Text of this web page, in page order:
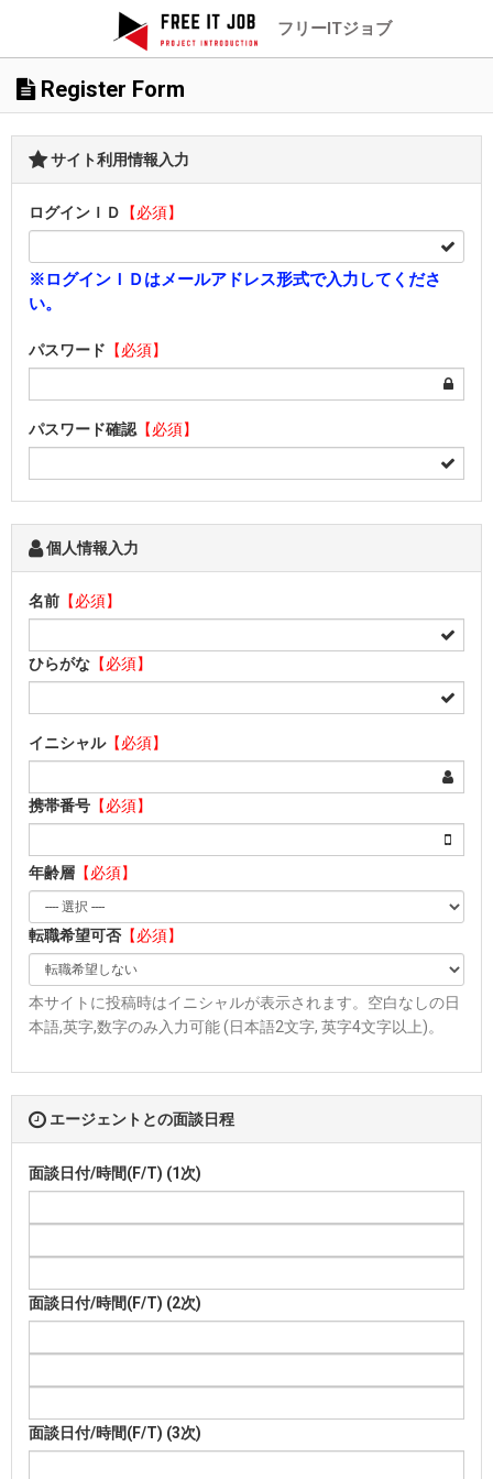
フリーITジョブ
Register Form
サイト利用情報入力
ログインＩＤ 【必須】
※ログインＩＤはメールアドレス形式で入力してくださ
い。
パスワード 【必須】
パスワード確認 【必須】
個人情報入力
名前 【必須】
ひらがな 【必須】
イニシャル【必須】
携帯番号 【必須】
年齢層 【必須】
転職希望可否【必須】
本サイトに投稿時はイニシャルが表示されます。空白なしの日
本語,英字,数字のみ入力可能 (日本語2文字, 英字4文字以上)。
エージェントとの面談日程
面談日付/時間(F/T) (1次)
面談日付/時間(F/T) (2次)
面談日付/時間(F/T) (3次)